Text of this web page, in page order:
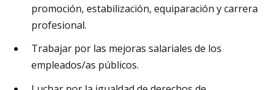
promoción, estabilización, equiparación y carrera
profesional.
Trabajar por las mejoras salariales de los
empleados/as públicos.